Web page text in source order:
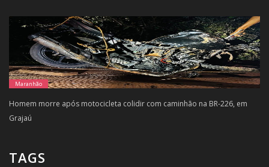
Maranhão
Homem morre após motocicleta colidir com caminhão na BR-226, em
Grajaú
TAGS